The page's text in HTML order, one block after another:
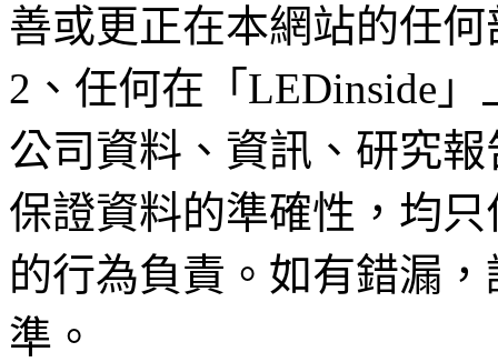
善或更正在本網站的任
2、任何在「LEDinside
公司資料、資訊、研究
保證資料的準確性，均
的行為負責。如有錯漏
準。